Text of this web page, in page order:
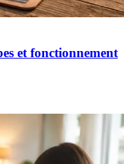
et fonctionnement